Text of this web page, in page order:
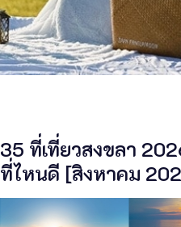
35 ที่เที่ยวสงขลา
ที่ไหนดี [สิงหาคม